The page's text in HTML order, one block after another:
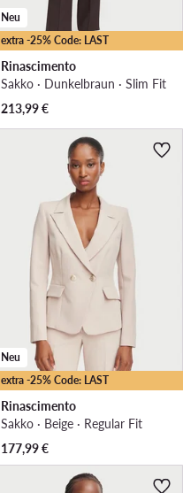
extra -25% Code: LAST
Neu
Rinascimento
Sakko · Dunkelbraun · Slim Fit
213,99€
extra -25% Code: LAST
Neu
Rinascimento
Sakko · Beige · Regular Fit
177,99€